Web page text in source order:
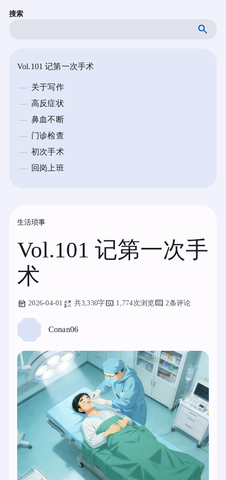
生活琐事
Vol.101 记第一次手
术
2026-04-01 共3,330字 1,774次浏览 2条评论
Conan06
搜索
Vol.101 记第一次手术
关于写作
高反症状
鼻血不断
门诊检查
初次手术
回岗上班